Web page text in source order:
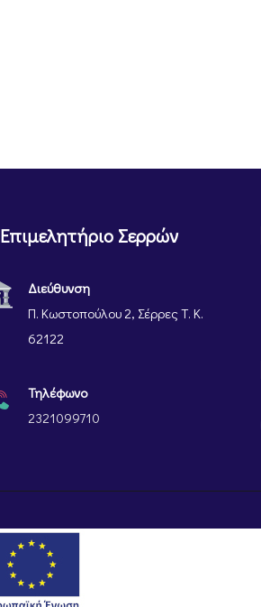
Επιμελητήριο Σερρών
Διεύθυνση
Π. Κωστοπούλου 2, Σέρρες Τ. Κ.
62122
Τηλέφωνο
2321099710